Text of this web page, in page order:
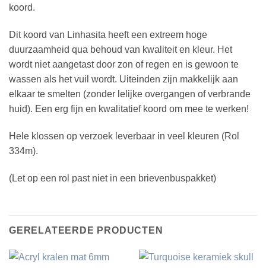
koord.
Dit koord van Linhasita heeft een extreem hoge
duurzaamheid qua behoud van kwaliteit en kleur. Het
wordt niet aangetast door zon of regen en is gewoon te
wassen als het vuil wordt. Uiteinden zijn makkelijk aan
elkaar te smelten (zonder lelijke overgangen of verbrande
huid). Een erg fijn en kwalitatief koord om mee te werken!
Hele klossen op verzoek leverbaar in veel kleuren (Rol
334m).
(Let op een rol past niet in een brievenbuspakket)
GERELATEERDE PRODUCTEN